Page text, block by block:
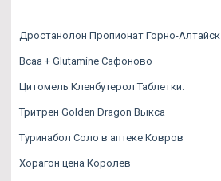
Дростанолон Пропионат Горно-Алтайск
Bcaa + Glutamine Сафоново
Цитомель Кленбутерол Таблетки.
Тритрен Golden Dragon Выкса
Туринабол Соло в аптеке Ковров
Хорагон цена Королев